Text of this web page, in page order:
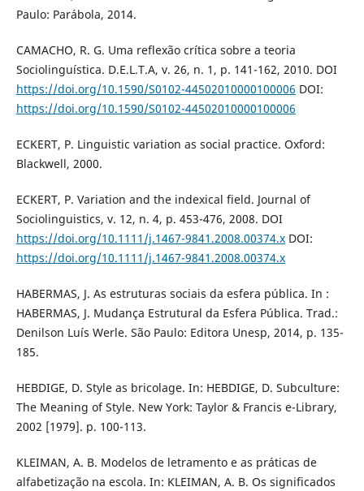
Paulo: Parábola, 2014.
CAMACHO, R. G. Uma reflexão crítica sobre a teoria
Sociolinguística. D.E.L.T.A, v. 26, n. 1, p. 141-162, 2010. DOI
https://doi.org/10.1590/S0102-44502010000100006 DOI:
https://doi.org/10.1590/S0102-44502010000100006
ECKERT, P. Linguistic variation as social practice. Oxford:
Blackwell, 2000.
ECKERT, P. Variation and the indexical field. Journal of
Sociolinguistics, v. 12, n. 4, p. 453-476, 2008. DOI
https://doi.org/10.1111/j.1467-9841.2008.00374.xDOI:
https://doi.org/10.1111/j.1467-9841.2008.00374.x
HABERMAS, J. As estruturas sociais da esfera pública. In :
HABERMAS, J. Mudança Estrutural da Esfera Pública. Trad.:
Denilson Luís Werle. São Paulo: Editora Unesp, 2014, p. 135-
185.
HEBDIGE, D. Style as bricolage. In: HEBDIGE, D. Subculture:
The Meaning of Style. New York: Taylor & Francis e-Library,
2002 [1979]. p. 100-113.
KLEIMAN, A. B. Modelos de letramento e as práticas de
alfabetização na escola. In: KLEIMAN, A. B. Os significados